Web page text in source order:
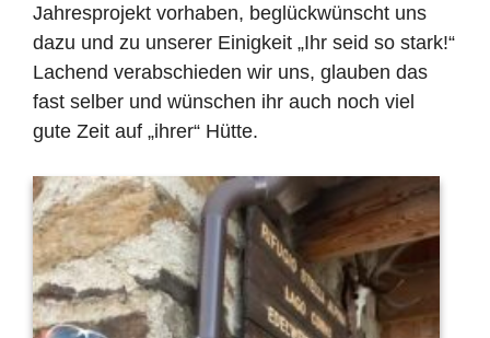
Jahresprojekt vorhaben, beglückwünscht uns
dazu und zu unserer Einigkeit „Ihr seid so stark!“
Lachend verabschieden wir uns, glauben das
fast selber und wünschen ihr auch noch viel
gute Zeit auf „ihrer“ Hütte.